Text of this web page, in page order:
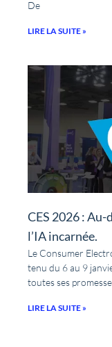
De
LIRE LA SUITE »
CES 2026 : Au-
l’IA incarnée.
Le Consumer
tenu du 6 au 9
toutes ses
LIRE LA SUITE »